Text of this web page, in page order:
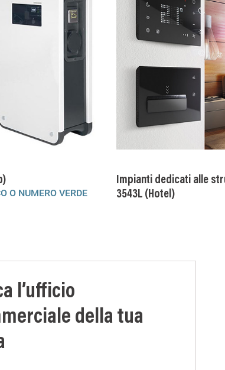
O NUMERO VERDE
Impianti dedicati alle
3543L (Hotel)
l’ufficio
della tua